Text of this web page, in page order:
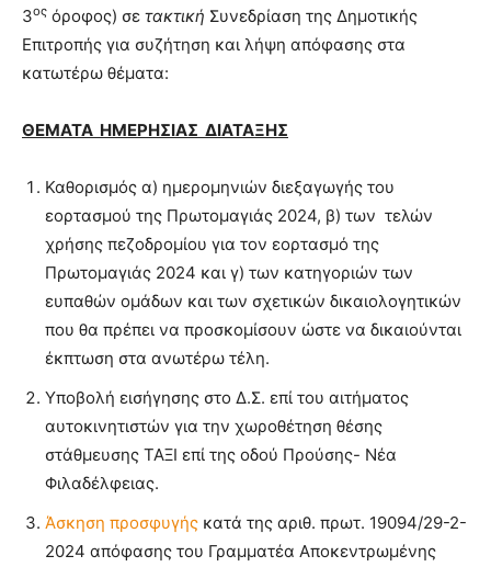
3ος όροφος) σε τακτική Συνεδρίαση της Δημοτικής
Επιτροπής για συζήτηση και λήψη απόφασης στα
κατωτέρω θέματα:
ΘΕΜΑΤΑ ΗΜΕΡΗΣΙΑΣ ΔΙΑΤΑΞΗΣ
Καθορισμός α) ημερομηνιών διεξαγωγής του
εορτασμού της Πρωτομαγιάς 2024, β) των τελών
χρήσης πεζοδρομίου για τον εορτασμό της
Πρωτομαγιάς 2024 και γ) των κατηγοριών των
ευπαθών ομάδων και των σχετικών δικαιολογητικών
που θα πρέπει να προσκομίσουν ώστε να δικαιούνται
έκπτωση στα ανωτέρω τέλη.
Υποβολή εισήγησης στο Δ.Σ. επί του αιτήματος
αυτοκινητιστών για την χωροθέτηση θέσης
στάθμευσης ΤΑΞΙ επί της οδού Προύσης- Νέα
Φιλαδέλφειας.
Άσκηση προσφυγής κατά της αριθ. πρωτ. 19094/29-2-
2024 απόφασης του Γραμματέα Αποκεντρωμένης